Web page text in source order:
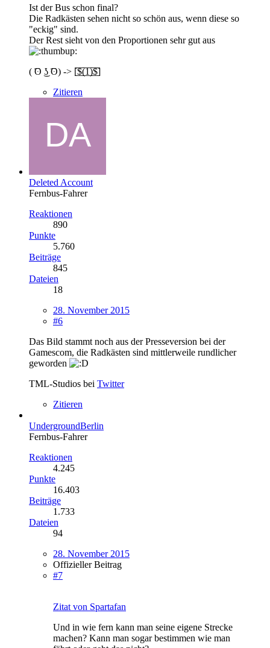
Ist der Bus schon final?
Die Radkästen sehen nicht so schön aus, wenn diese so
"eckig" sind.
Der Rest sieht von den Proportionen sehr gut aus
( ͡ʘ ͜ʖ ͡ʘ) -> [̲̅$̲̅(̲̅1̲̅)̲̅$̲̅]
Zitieren
Deleted Account
Fernbus-Fahrer
Reaktionen
890
Punkte
5.760
Beiträge
845
Dateien
18
28. November 2015
#6
Das Bild stammt noch aus der Presseversion bei der
Gamescom, die Radkästen sind mittlerweile rundlicher
geworden
TML-Studios bei Twitter
Zitieren
UndergroundBerlin
Fernbus-Fahrer
Reaktionen
4.245
Punkte
16.403
Beiträge
1.733
Dateien
94
28. November 2015
Offizieller Beitrag
#7
Zitat von Spartafan
Und in wie fern kann man seine eigene Strecke
machen? Kann man sogar bestimmen wie man